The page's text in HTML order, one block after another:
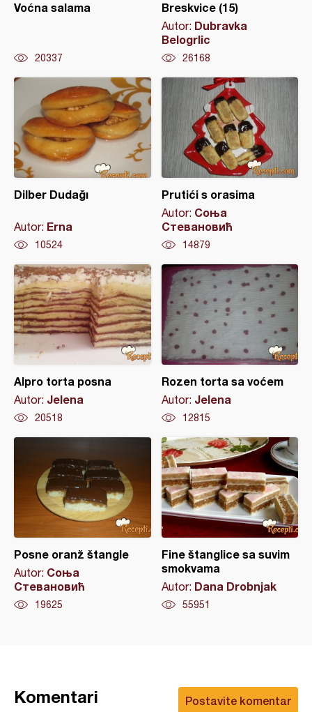
Voćna salama
20337
Breskvice (15)
Autor: Dubravka
Belogrlic
26168
Dilber Dudağı
Autor: Erna
10524
Prutići s orasima
Autor: Соња
Стевановић
14879
Alpro torta posna
Autor: Jelena
20518
Rozen torta sa voćem
Autor: Jelena
12815
Posne oranž štangle
Autor: Соња
Стевановић
19625
Fine štanglice sa suvim
smokvama
Autor: Dana Drobnjak
55951
Postavite komentar
Komentari